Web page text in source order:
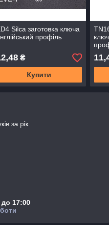
Silca заготовка ключа
профіль
₴
Купити
за рік
до 17:00